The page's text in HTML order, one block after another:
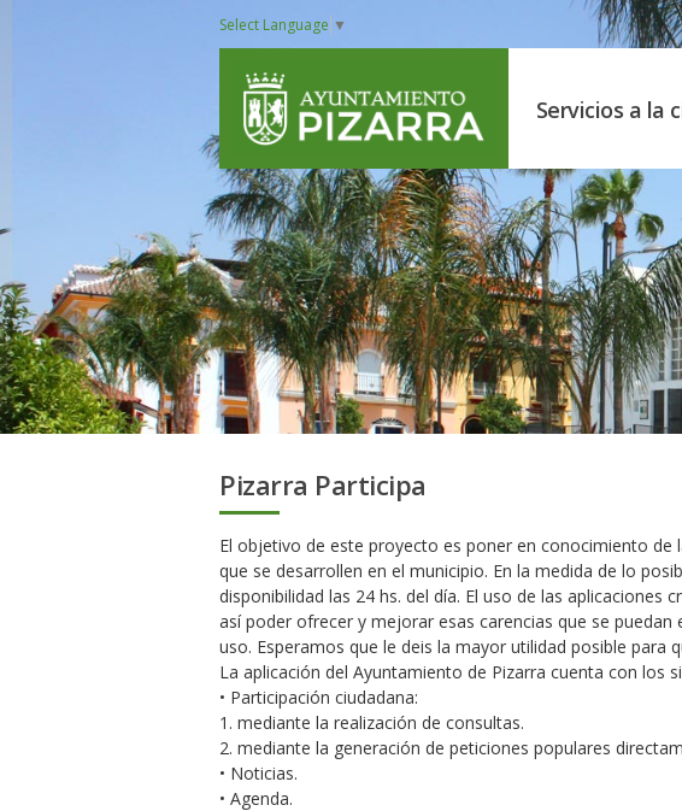
Select Language ▼
Servicios a la
Pizarra Participa
El objetivo de este proyecto es poner en conocimiento
que se desarrollen en el municipio. En la medida de lo
disponibilidad las 24 hs. del día. El uso de las
así poder ofrecer y mejorar esas carencias que se
uso. Esperamos que le deis la mayor utilidad posible
La aplicación del Ayuntamiento de Pizarra cuenta con los
• Participación ciudadana:
1. mediante la realización de consultas.
2. mediante la generación de peticiones populares
• Noticias.
• Agenda.